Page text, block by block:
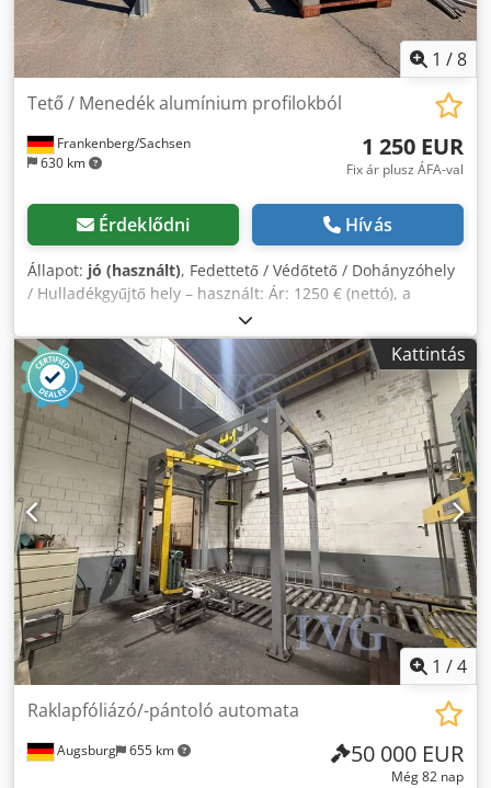
1 /8
Frankenberg/Sachsen
630 km
Tető / Menedék alumínium profilokból
1 250 EUR
Fix ár plusz ÁFA-val
Érdeklődni Hívás
Állapot: jó (használt), Fedettető / Védőtető / Dohányzóhely
/ Hulladékgyűjtő hely – használt: Ár: 1250 € (nettó), a
helyszínen szétszerelve, csomagolva és felrakva! Gyártó:
ismeretlen Típus: ismeretlen Gyártási év: ismeretlen Váz:
alumínium profilokból Tető: lemez Oldalai nyitottak
Méretek: Elöl magasság: kb. 2,27 m Szélesség: kb. 3,30 m
Crsdpfx Ajzqznnsl Aef Mélység: kb. 1,45 m Állapot: jó
Elérhetőség: azonnal Helyszín: Lipcse
Kattintás
1 /4
Augsburg 655 km
Raklapfóliázó/-pántoló automata
50 000 EUR
Még 82 nap